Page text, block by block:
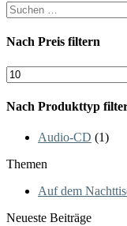
Search
for:
Nach Preis filtern
Min.
Preis
Nach Produkttyp
Audio-CD (1)
Themen
Auf dem
Neueste Beiträge